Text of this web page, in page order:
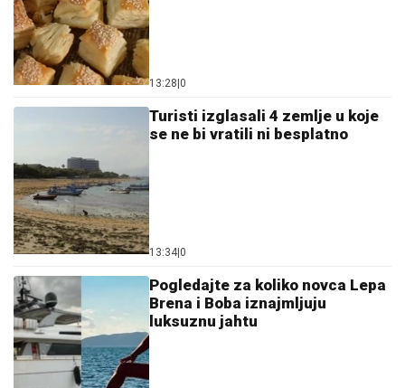
13:28|0
Turisti izglasali 4 zemlje u koje
se ne bi vratili ni besplatno
13:34|0
Pogledajte za koliko novca Lepa
Brena i Boba iznajmljuju
luksuznu jahtu